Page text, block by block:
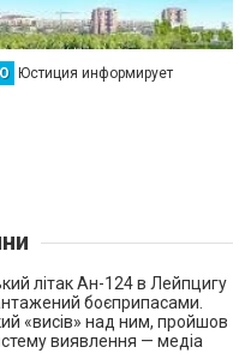
Юстиция информирует
літак Ан-124 в Лейпцигу
боєприпасами.
«висів» над ним, пройшов
виявлення — медіа